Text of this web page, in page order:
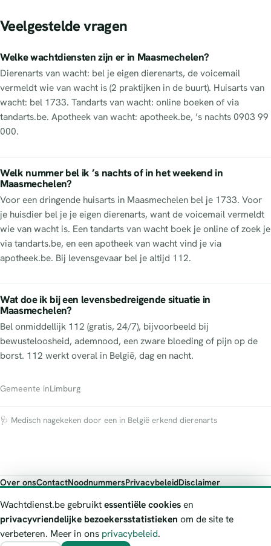
Veelgestelde vragen
Welke wachtdiensten zijn er in Maasmechelen?
Dierenarts van wacht: bel je eigen dierenarts, de voicemail
vermeldt wie van wacht is (2 praktijken in de buurt). Huisarts van
wacht: bel 1733. Tandarts van wacht: online boeken of via
tandarts.be. Apotheek van wacht: apotheek.be, ’s nachts 0903 99
000.
Welk nummer bel ik ’s nachts of in het weekend in
Maasmechelen?
Voor een dringende huisarts in Maasmechelen bel je 1733. Voor
je huisdier bel je je eigen dierenarts, want de voicemail vermeldt
wie van wacht is. Een tandarts van wacht boek je online of zoek je
via tandarts.be, en een apotheek van wacht vind je via
apotheek.be. Bij levensgevaar bel je altijd 112.
Wat doe ik bij een levensbedreigende situatie in
Maasmechelen?
Bel onmiddellijk 112 (gratis, 24/7), bijvoorbeeld bij
bewusteloosheid, ademnood, een zware bloeding of pijn op de
borst. 112 werkt overal in België, dag en nacht.
Gemeente inLimburg
🩺 Medisch nagekeken door een in België erkend dierenarts
Over onsContactNoodnummersPrivacybeleidDisclaimer
Wachtdienst.be toont publieke wachtdienst-informatie ter oriëntatie.
Bij levensgevaar bel je altijd 112. Controleer altijd de actuele
wachtregeling bij de vermelde officiële bron.
Wachtdienst.be gebruiktessentiële cookiesen
privacyvriendelijke bezoekersstatistieken om de site te
verbeteren. Meer in ons privacybeleid.